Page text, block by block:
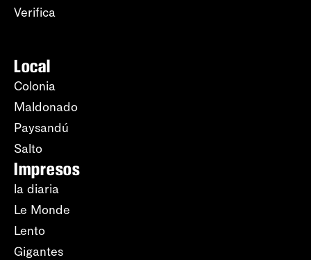
Verifica
Local
Colonia
Maldonado
Paysandú
Salto
Impresos
la diaria
Le Monde
Lento
Gigantes